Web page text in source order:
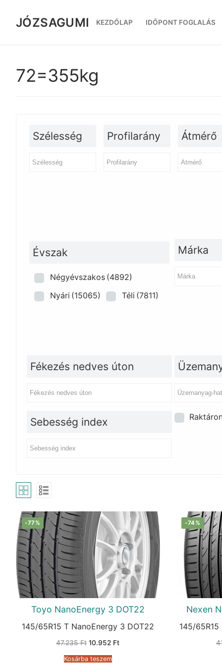
tartalomra
JÓZSAGUMI KEZDŐLAP IDŐPONT FOGLALÁS
72=355kg
Szélesség Profilarány Átmérő
Évszak
Négyévszakos (4892)
Nyári (15065) Téli (7811)
Márka
Fékezés nedves úton
Sebesség index
-77%
Toyo NanoEnergy 3 DOT22
145/65R15 T NanoEnergy 3 DOT22
47.235Ft Original
was:
47.235 Ft.
10.952 FtCurrent
Kosárba teszem
-74%
Nexen
145/